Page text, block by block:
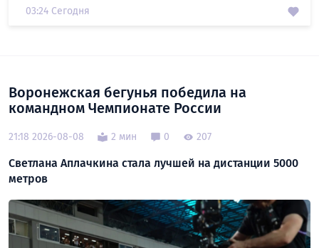
03:24 Сегодня
Воронежская бегунья победила на
командном Чемпионате России
21:18 2026-08-08 2 мин 0 207
Светлана Аплачкина стала лучшей на дистанции 5000
метров